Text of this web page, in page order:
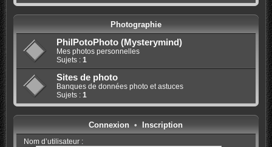
Photographie
PhilPotoPhoto (Mysterymind)
Mes photos personnelles
Sujets : 1
Sites de photo
Banques de données photo et astuces
Sujets : 1
Connexion • Inscription
Nom d’utilisateur :